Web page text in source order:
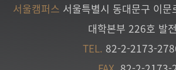
서울캠퍼스 서울특별시 동대문구 이
대학본부 226호 발
TEL. 82-2-2173-